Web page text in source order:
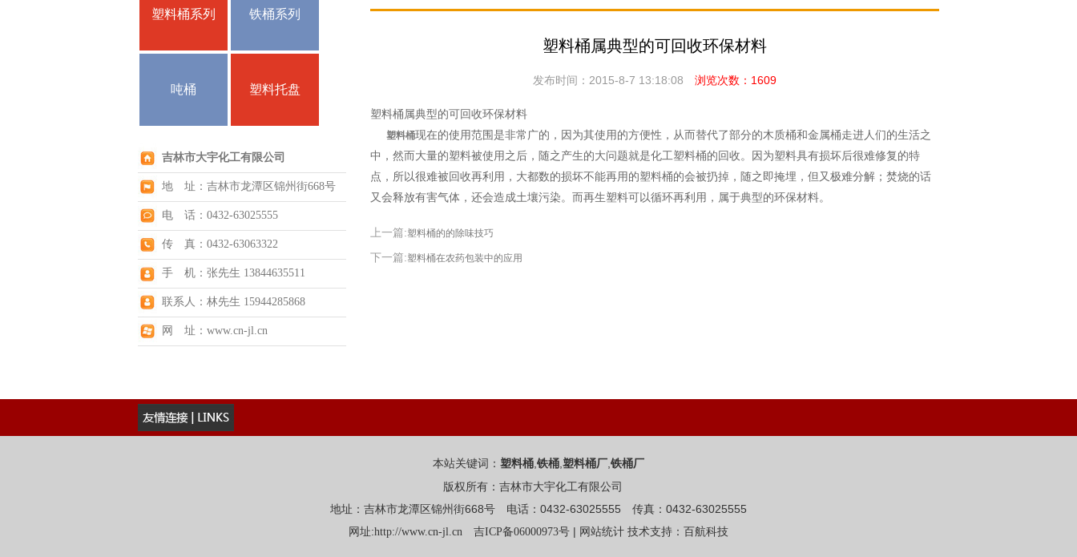
塑料桶系列 铁桶系列
吨桶 塑料托盘
吉林市大宇化工有限公司
地 址：吉林市龙潭区锦州街668号
电 话：0432-63025555
传 真：0432-63063322
手 机：张先生 13844635511
联系人：林先生 15944285868
网 址：www.cn-jl.cn
塑料桶属典型的可回收环保材料
发布时间：2015-8-7 13:18:08 浏览次数：1609
塑料桶属典型的可回收环保材料
塑料桶现在的使用范围是非常广的，因为其使用的方便性，从而替代了部分的木质桶和金属桶走进人们的生活之
中，然而大量的塑料被使用之后，随之产生的大问题就是化工塑料桶的回收。因为塑料具有损坏后很难修复的特
点，所以很难被回收再利用，大都数的损坏不能再用的塑料桶的会被扔掉，随之即掩埋，但又极难分解；焚烧的话
又会释放有害气体，还会造成土壤污染。而再生塑料可以循环再利用，属于典型的环保材料。
上一篇:塑料桶的的除味技巧
下一篇:塑料桶在农药包装中的应用
本站关键词： 塑料桶 铁桶 塑料桶厂 铁桶厂
版权所有：吉林市大宇化工有限公司
地址：吉林市龙潭区锦州街668号 电话：0432-63025555 传真：0432-63025555
网址:http://www.cn-jl.cn 吉ICP备06000973号 | 网站统计 技术支持：百航科技